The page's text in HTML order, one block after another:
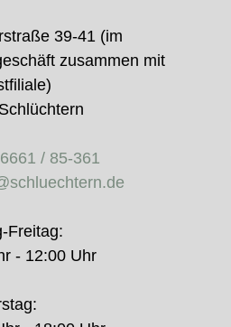
39-41 (im
zusammen mit
/ 85-361
Freitag:
- 12:00 Uhr